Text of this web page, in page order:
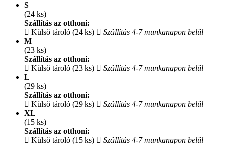
S
(24 ks)
Szállítás az otthoni:
Külső tároló (24 ks)
Szállítás 4-7 munkanapon belül
M
(23 ks)
Szállítás az otthoni:
Külső tároló (23 ks)
Szállítás 4-7 munkanapon belül
L
(29 ks)
Szállítás az otthoni:
Külső tároló (29 ks)
Szállítás 4-7 munkanapon belül
XL
(15 ks)
Szállítás az otthoni:
Külső tároló (15 ks)
Szállítás 4-7 munkanapon belül